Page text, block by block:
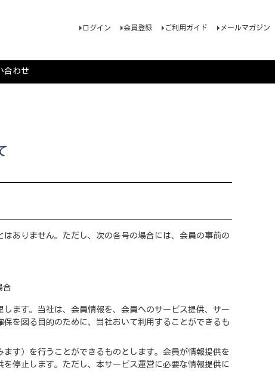
ログイン 会員登録 ご利用ガイド メールマガジン
合わせ
ありません。ただし、次の各号の場合には、会員の事前の
合
ます。当社は、会員情報を、会員へのサービス提供、サー
を図る目的のために、当社おいて利用することができるも
す）を行うことができるものとします。会員が情報提供を
停止します。ただし、本サービス運営に必要な情報提供に